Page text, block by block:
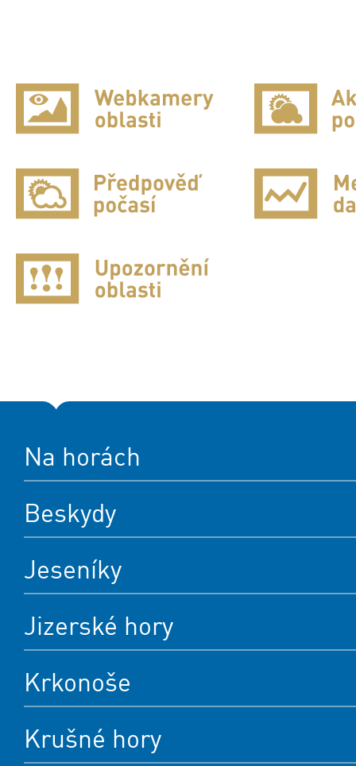
Na horách
Beskydy
Jeseníky
Jizerské hory
Krkonoše
Krušné hory